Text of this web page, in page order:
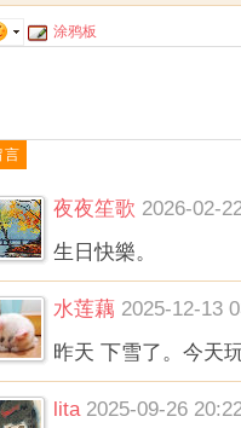
涂鸦板
夜夜笙歌 2026-02-
生日快樂。
水莲藕 2025-12-13
昨天 下雪了。今天
lita 2025-09-26